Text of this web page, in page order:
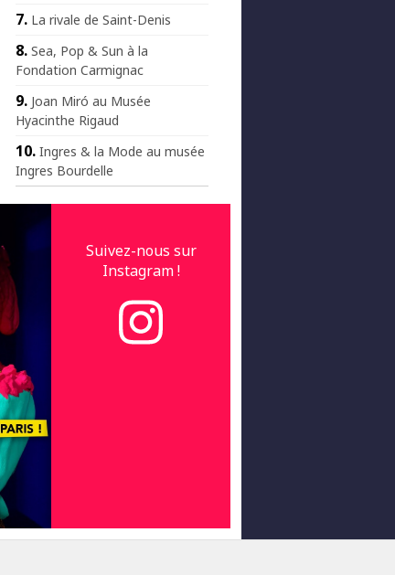
La rivale de Saint-Denis
Sea, Pop & Sun à la
Fondation Carmignac
Joan Miró au Musée
Hyacinthe Rigaud
Ingres & la Mode au musée
Ingres Bourdelle
Suivez-nous sur
Instagram !